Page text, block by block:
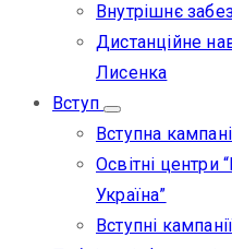
Внутрішнє
Дистанційне
Лисенка
Вступ
Вступна
Освітні центри
Україна”
Вступні